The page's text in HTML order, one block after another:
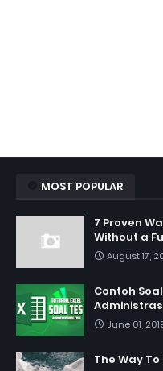
MOST POPULAR
7 Proven
Without a
August 17,
Contoh
June 01,
The Way To